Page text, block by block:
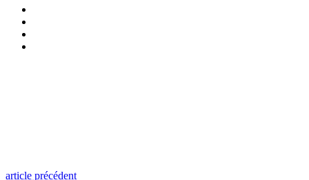
article précédent